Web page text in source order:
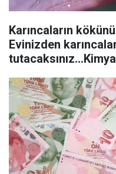
Karıncaların
Evinizden